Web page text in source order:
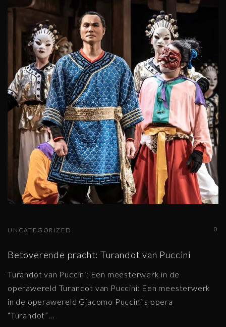
0
UNCATEGORIZED
Betoverende pracht: Turandot van Puccini
Turandot van Puccini: Een meesterwerk in de
operawereld Turandot van Puccini: Een meesterwerk
in de operawereld Giacomo Puccini’s opera
“Turandot”…